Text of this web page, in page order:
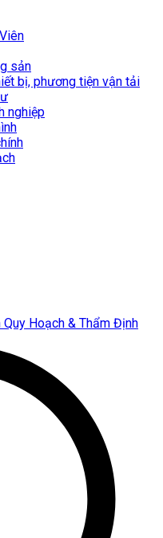
sản
bị, phương tiện vận tải
nghiệp